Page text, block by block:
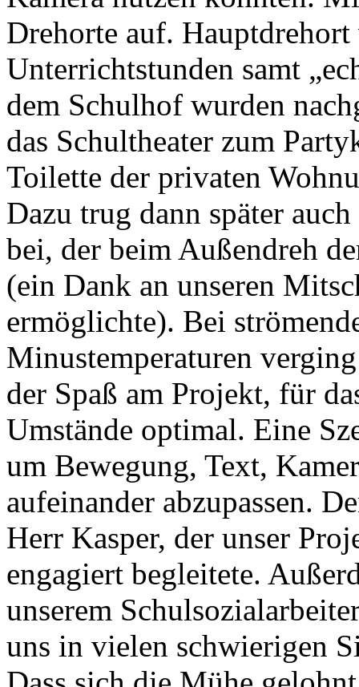
Drehorte auf.
Unterrichtstunden samt
dem Schulhof wurden
das Schultheater zum
Toilette der privaten
Dazu trug dann später
bei, der beim Außendreh
(ein Dank an unseren
ermöglichte). Bei
Minustemperaturen
der Spaß am Projekt, für
Umstände optimal. Eine
um Bewegung, Text,
aufeinander abzupassen.
Herr Kasper, der unser
engagiert begleitete.
unserem
uns in vielen schwierigen